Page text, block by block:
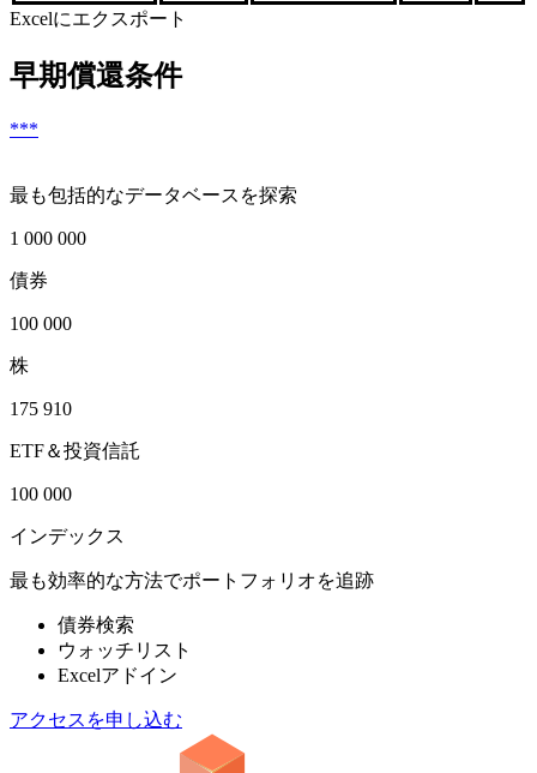
Excelにエクスポート
早期償還条件
***
最も包括的なデータベースを探索
1 000 000
債券
100 000
株
175 910
ETF＆投資信託
100 000
インデックス
最も効率的な方法でポートフォリオを追跡
債券検索
ウォッチリスト
Excelアドイン
アクセスを申し込む